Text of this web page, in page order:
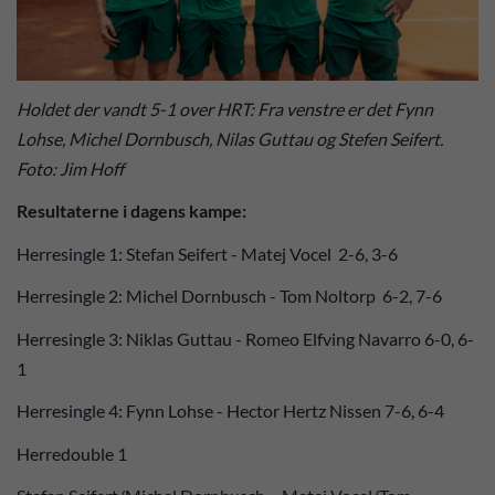
Holdet der vandt 5-1 over HRT: Fra venstre er det Fynn
Lohse, Michel Dornbusch, Nilas Guttau og Stefen Seifert.
Foto: Jim Hoff
Resultaterne i dagens kampe:
Herresingle 1: Stefan Seifert - Matej Vocel 2-6, 3-6
Herresingle 2: Michel Dornbusch - Tom Noltorp 6-2, 7-6
Herresingle 3: Niklas Guttau - Romeo Elfving Navarro 6-0, 6-
1
Herresingle 4: Fynn Lohse - Hector Hertz Nissen 7-6, 6-4
Herredouble 1